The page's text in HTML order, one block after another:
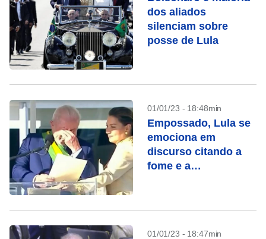
dos aliados
silenciam sobre
posse de Lula
01/01/23 - 18:48min
Empossado, Lula se
emociona em
discurso citando a
fome e a
01/01/23 - 18:47min